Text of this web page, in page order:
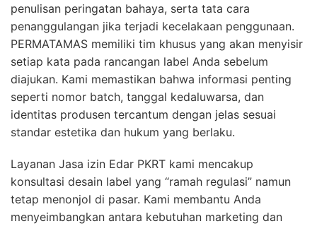
penulisan peringatan bahaya, serta tata cara
penanggulangan jika terjadi kecelakaan penggunaan.
PERMATAMAS memiliki tim khusus yang akan menyisir
setiap kata pada rancangan label Anda sebelum
diajukan. Kami memastikan bahwa informasi penting
seperti nomor batch, tanggal kedaluwarsa, dan
identitas produsen tercantum dengan jelas sesuai
standar estetika dan hukum yang berlaku.
Layanan Jasa izin Edar PKRT kami mencakup
konsultasi desain label yang “ramah regulasi” namun
tetap menonjol di pasar. Kami membantu Anda
menyeimbangkan antara kebutuhan marketing dan